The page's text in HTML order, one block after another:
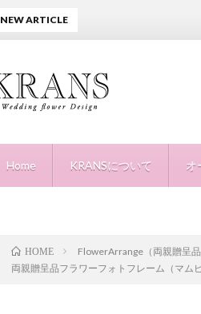
Home KRANSについて オ
NEW ARTICLE ア
HOME
FlowerArrange（両親贈呈品
両親贈呈品フラワーフォトフレーム（マムピ